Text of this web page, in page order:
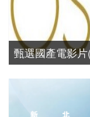
甄選國產電影
國2027「第99